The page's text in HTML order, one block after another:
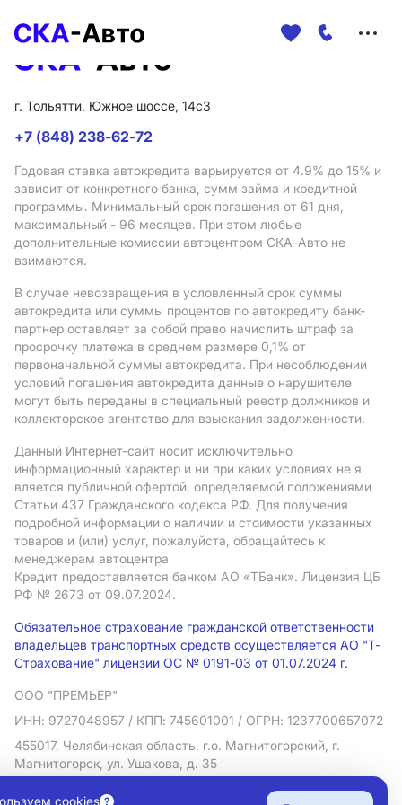
г. Тольятти, Южное шоссе, 14с3
+7 (848) 238-62-72
Годовая ставка автокредита варьируется от 4.9% до 15% и
зависит от конкретного банка, сумм займа и кредитной
программы. Минимальный срок погашения от 61 дня,
максимальный - 96 месяцев. При этом любые
дополнительные комиссии автоцентром СКА-Авто не
взимаются.
В случае невозвращения в условленный срок суммы
автокредита или суммы процентов по автокредиту банк-
партнер оставляет за собой право начислить штраф за
просрочку платежа в среднем размере 0,1% от
первоначальной суммы автокредита. При несоблюдении
условий погашения автокредита данные о нарушителе
могут быть переданы в специальный реестр должников и
коллекторское агентство для взыскания задолженности.
Данный Интернет-сайт носит исключительно
информационный характер и ни при каких условиях не я
вляется публичной офертой, определяемой положениями
Статьи 437 Гражданского кодекса РФ. Для получения
подробной информации о наличии и стоимости указанных
товаров и (или) услуг, пожалуйста, обращайтесь к
менеджерам автоцентра
Кредит предоставляется банком АO «ТБанк». Лицензия ЦБ
РФ № 2673 от 09.07.2024.
Обязательное страхование гражданской ответственности
владельцев транспортных средств осуществляется АО "Т-
Страхование" лицензии ОС № 0191-03 от 01.07.2024 г.
ООО "ПРЕМЬЕР"
ИНН: 9727048957 / КПП: 745601001 / ОГРН: 1237700657072
455017, Челябинская область, г.о. Магнитогорский, г.
Магнитогорск, ул. Ушакова, д. 35
Политика в отношении обработки персональных данных
cookies